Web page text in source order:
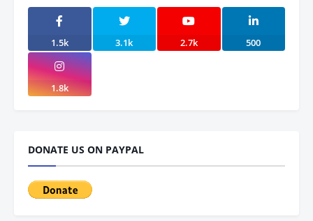
1.5k 3.1k 2.7k 500
1.8k
DONATE US ON PAYPAL